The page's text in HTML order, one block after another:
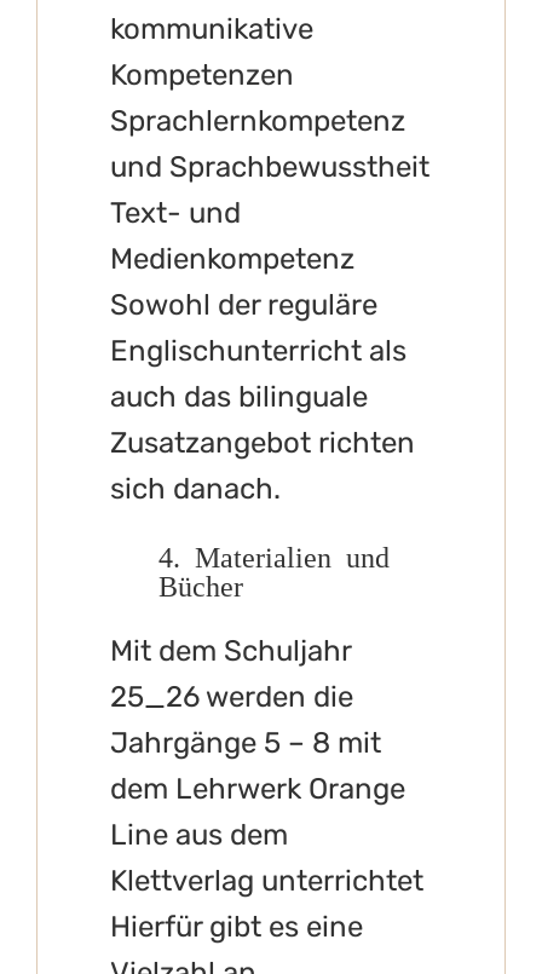
kommunikative
Kompetenzen
Sprachlernkompetenz
und Sprachbewusstheit
Text- und
Medienkompetenz
Sowohl der reguläre
Englischunterricht als
auch das bilinguale
Zusatzangebot richten
sich danach.
4. Materialien und
Bücher
Mit dem Schuljahr
25_26 werden die
Jahrgänge 5 – 8 mit
dem Lehrwerk Orange
Line aus dem
Klettverlag unterrichtet
Hierfür gibt es eine